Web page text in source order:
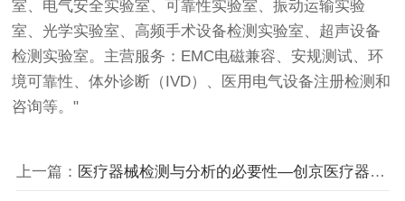
室、电气安全实验室、可靠性实验室、振动运输实验
室、光学实验室、高频手术设备检测实验室、超声设备
检测实验室。主营服务：EMC电磁兼容、安规测试、环
境可靠性、体外诊断（IVD）、医用电气设备注册检测和
咨询等。"
上一篇： 医疗器械检测与分析的必要性—创京医疗器械检测公司